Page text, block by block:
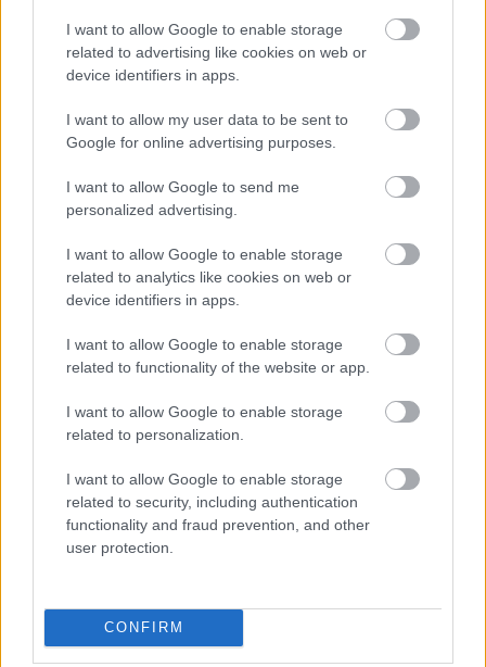
I want to allow Google to enable storage
related to advertising like cookies on web or
device identifiers in apps.
I want to allow my user data to be sent to
Google for online advertising purposes.
I want to allow Google to send me
personalized advertising.
I want to allow Google to enable storage
related to analytics like cookies on web or
device identifiers in apps.
I want to allow Google to enable storage
related to functionality of the website or app.
I want to allow Google to enable storage
related to personalization.
I want to allow Google to enable storage
related to security, including authentication
functionality and fraud prevention, and other
user protection.
CONFIRM
különszintű csomópontot hoz létre az MKIF az M1-es
bővítésénél.
Új gyalogosátkelők és jelzőlámpás
csomópont épül Angyalföldön
Hódmezővásárhely jó hírű református
iskoláját
Látványos építési szakasz indult be a
Flórián téri felüljárón
Paks II.: Mit jelent az 5. blokk új
mérföldköve a felülvizsgálat
árnyékában?
AJÁNLJUK MÉG